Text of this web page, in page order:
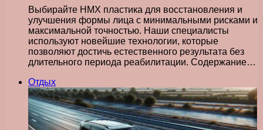
Выбирайте НМХ пластика для восстановления и
улучшения формы лица с минимальными рисками и
максимальной точностью. Наши специалисты
используют новейшие технологии, которые
позволяют достичь естественного результата без
длительного периода реабилитации. Содержание…
Отдых